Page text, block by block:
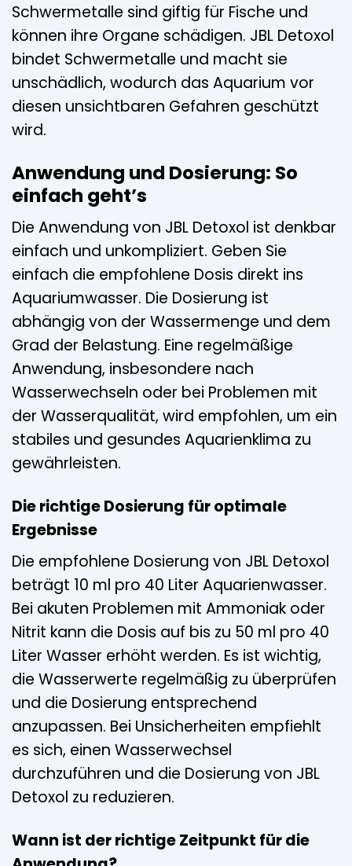
Schwermetalle sind giftig für Fische und
können ihre Organe schädigen. JBL Detoxol
bindet Schwermetalle und macht sie
unschädlich, wodurch das Aquarium vor
diesen unsichtbaren Gefahren geschützt
wird.
Anwendung und Dosierung: So
einfach geht’s
Die Anwendung von JBL Detoxol ist denkbar
einfach und unkompliziert. Geben Sie
einfach die empfohlene Dosis direkt ins
Aquariumwasser. Die Dosierung ist
abhängig von der Wassermenge und dem
Grad der Belastung. Eine regelmäßige
Anwendung, insbesondere nach
Wasserwechseln oder bei Problemen mit
der Wasserqualität, wird empfohlen, um ein
stabiles und gesundes Aquarienklima zu
gewährleisten.
Die richtige Dosierung für optimale
Ergebnisse
Die empfohlene Dosierung von JBL Detoxol
beträgt 10 ml pro 40 Liter Aquarienwasser.
Bei akuten Problemen mit Ammoniak oder
Nitrit kann die Dosis auf bis zu 50 ml pro 40
Liter Wasser erhöht werden. Es ist wichtig,
die Wasserwerte regelmäßig zu überprüfen
und die Dosierung entsprechend
anzupassen. Bei Unsicherheiten empfiehlt
es sich, einen Wasserwechsel
durchzuführen und die Dosierung von JBL
Detoxol zu reduzieren.
Wann ist der richtige Zeitpunkt für die